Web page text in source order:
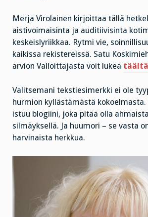
Merja Virolainen kirjoittaa tällä
aistivoimaisinta ja auditiivisinta
keskeislyriikkaa. Rytmi vie,
kaikissa rekistereissä. Satu
arvion Valloittajasta voit lukea täältä
Valitsemani tekstiesimerkki ei ole
hurmion kyllästämästä
istuu blogiini, joka pitää olla
silmäyksellä. Ja huumori – se vasta
harvinaista herkkua.